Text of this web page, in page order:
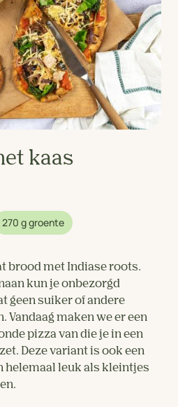
kaas
270 g groente
brood met Indiase roots.
kun je onbezorgd
geen suiker of andere
Vandaag maken we er een
pizza van die je in een
Deze variant is ook een
helemaal leuk als kleintjes